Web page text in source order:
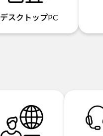
デスクトップPC